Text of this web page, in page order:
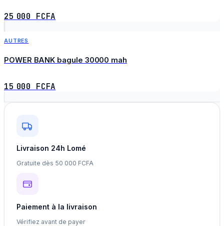
25 000 FCFA
TOP
AUTRES
POWER BANK bagule 30000 mah
15 000 FCFA
Livraison 24h Lomé
Gratuite dès 50 000 FCFA
Paiement à la livraison
Vérifiez avant de payer